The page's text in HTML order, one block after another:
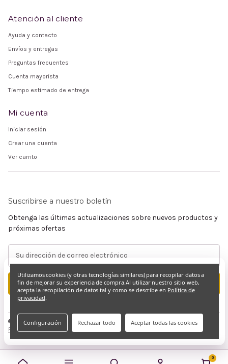
0
Atención al cliente
Ayuda y contacto
Envíos y entregas
Preguntas frecuentes
Cuenta mayorista
Tiempo estimado de entrega
Mi cuenta
Iniciar sesión
Crear una cuenta
Ver carrito
Suscribirse a nuestro boletín
Obtenga las últimas actualizaciones sobre nuevos productos y
próximas ofertas
correo
electrónico
© 2026 Claramente Cristiano
Privacidad y derechos de autor
Utilizamos cookies (y otras tecnologías similares) para recopilar datos a
fin de mejorar su experiencia de compra.Al utilizar nuestro sitio web,
acepta la recopilación de datos tal y como se describe en Política de
privacidad.
Configuración Rechazar todo Aceptar todas las cookies